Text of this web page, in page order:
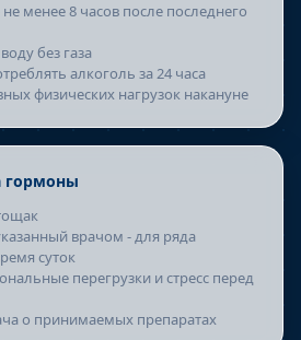
менее 8 часов после последнего
без газа
алкоголь за 24 часа
физических нагрузок накануне
гормоны
врачом - для ряда
суток
перегрузки и стресс перед
о принимаемых препаратах